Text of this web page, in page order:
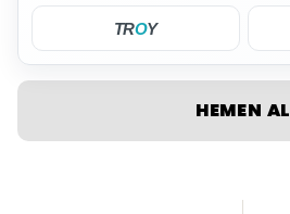
TROY
HEMEN AL